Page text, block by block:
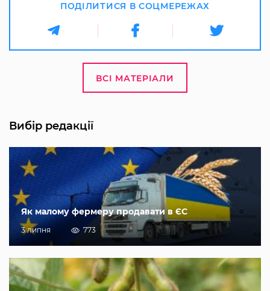
ПОДІЛИТИСЯ В СОЦМЕРЕЖАХ
ВСІ МАТЕРІАЛИ
Вибір редакції
Як малому фермеру продавати в ЄС
3 липня 773